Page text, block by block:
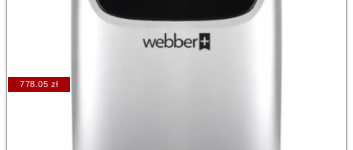
778.05 zł